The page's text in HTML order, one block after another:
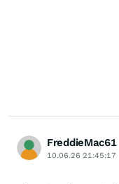
FreddieMac61
10.06.26 21:45:17